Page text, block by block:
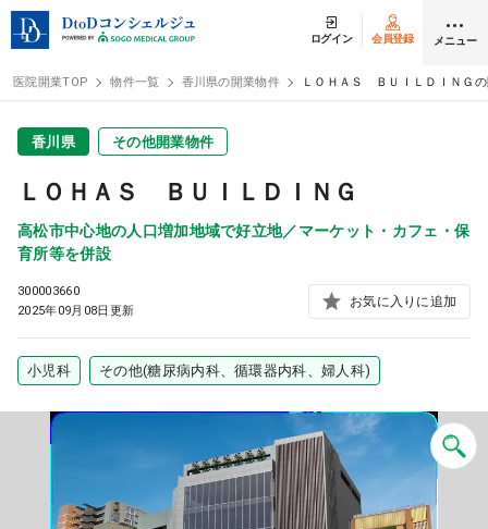
ログイン 会員登録 メニュー
開業までの流れ
開業スタイル TOP
医療モール開業
コンサルタント
医院開業TOP 物件一覧 香川県の開業物件 ＬＯＨＡＳ ＢＵＩＬＤＩＮＧ
香川県 その他開業物件
ＬＯＨＡＳ ＢＵＩＬＤＩＮＧ
高松市中心地の人口増加地域で好立地／マーケット・カフェ・保
育所等を併設
300003660
2025年09月08日更新
お気に入りに追加
小児科 その他(糖尿病内科、循環器内科、婦人科)